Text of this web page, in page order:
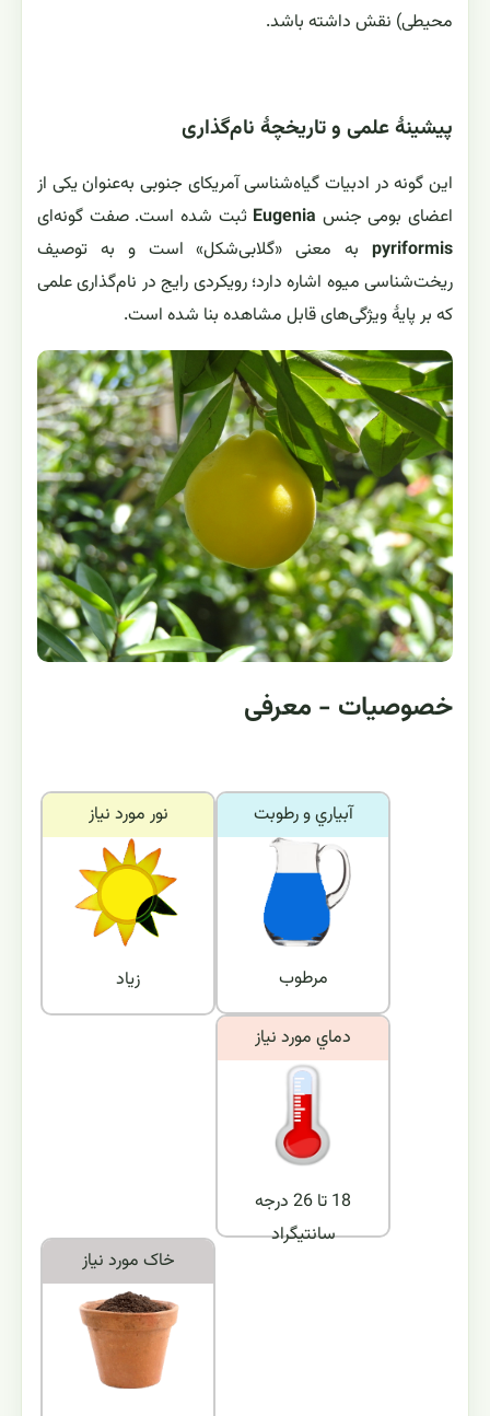
محیطی) نقش داشته باشد.
پیشینهٔ علمی و تاریخچهٔ نام‌گذاری
این گونه در ادبیات گیاه‌شناسی آمریکای جنوبی به‌عنوان یکی از
اعضای بومی جنس Eugenia ثبت شده است. صفت گونه‌ای
pyriformisبه معنی «گلابی‌شکل» است و به توصیف
ریخت‌شناسی میوه اشاره دارد؛ رویکردی رایج در نام‌گذاری علمی
که بر پایهٔ ویژگی‌های قابل مشاهده بنا شده است.
خصوصیات - معرفی
نور مورد نياز
زیاد
آبياري و رطوبت
مرطوب
دماي مورد نياز
18 تا 26 درجه
سانتیگراد
خاک مورد نياز